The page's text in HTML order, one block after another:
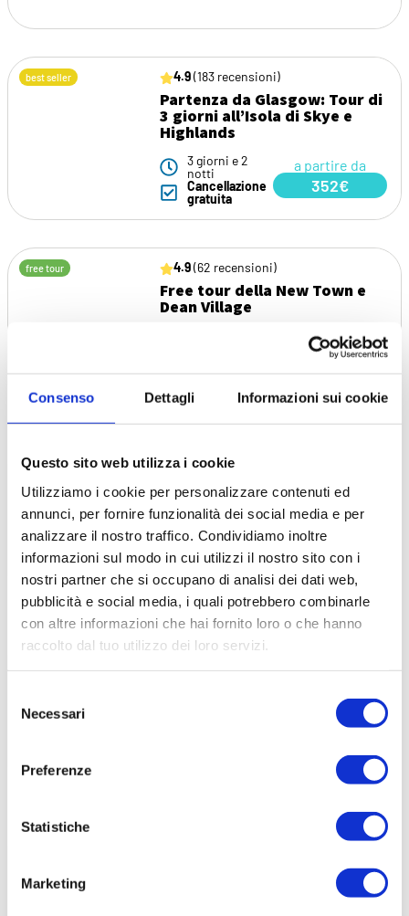
Consenso Dettagli Informazioni sui cookie
Questo sito web utilizza i cookie
Utilizziamo i cookie per personalizzare contenuti ed
annunci, per fornire funzionalità dei social media e per
analizzare il nostro traffico. Condividiamo inoltre
informazioni sul modo in cui utilizzi il nostro sito con i
nostri partner che si occupano di analisi dei dati web,
pubblicità e social media, i quali potrebbero combinarle
con altre informazioni che hai fornito loro o che hanno
raccolto dal tuo utilizzo dei loro servizi.
delNecessari
Preferenze
Statistiche
Marketing
best seller 4.9(183 recensioni)
Partenza da Glasgow: Tour di
3 giorni all’Isola di Skye e
Highlands
3 giorni e 2
notti
Cancellazione
gratuita
a partire da
352€
free tour 4.9(62 recensioni)
Free tour della New Town e
Dean Village
a partire da
Gratuito
4.8 (5 recensioni)
Stirling e Inverness
2 giorni
Cancellazione
gratuita
a partire da
209€
5.0 (10 recensioni)
Cena scozzese + musica folk:
a partire da